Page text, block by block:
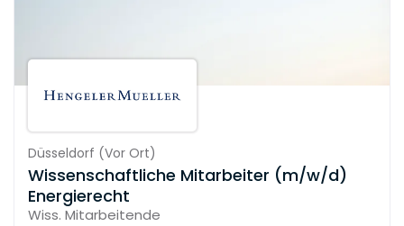
Düsseldorf (Vor Ort)
Wissenschaftliche Mitarbeiter (m/w/d)
Energierecht
Wiss. Mitarbeitende